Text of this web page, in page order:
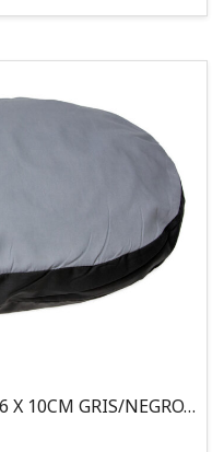
COJIN, OVAL DOC BED 90 X 66 X 10CM GRIS/NEGRO, 95°